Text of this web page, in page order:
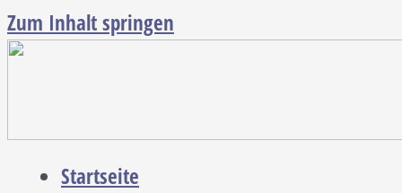
Zum Inhalt springen
Startseite